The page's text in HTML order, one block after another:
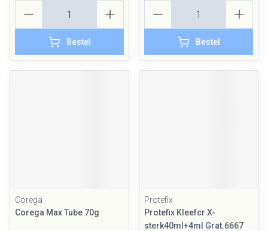
Bestel Bestel
Corega
Corega Max Tube 70g
Protefix
Protefix Kleefcr X-
sterk40ml+4ml Grat.6667